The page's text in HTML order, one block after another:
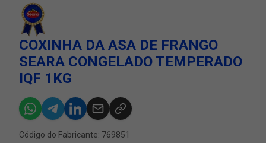
COXINHA DA ASA DE FRANGO
SEARA CONGELADO TEMPERADO
IQF 1KG
Código do Fabricante: 769851